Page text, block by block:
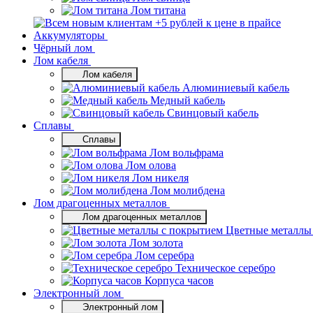
Лом титана
Аккумуляторы
Чёрный лом
Лом кабеля
Лом кабеля
Алюминиевый кабель
Медный кабель
Свинцовый кабель
Сплавы
Сплавы
Лом вольфрама
Лом олова
Лом никеля
Лом молибдена
Лом драгоценных металлов
Лом драгоценных металлов
Цветные
Лом золота
Лом серебра
Техническое серебро
Корпуса часов
Электронный лом
Электронный лом